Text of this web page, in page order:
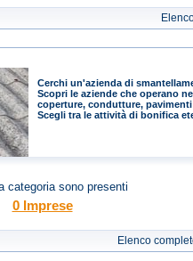
Cerchi un'azienda di
Scopri le aziende che operano
coperture, condutture,
Scegli tra le attività di bonifica
categoria sono presenti
0 Imprese
Elenco